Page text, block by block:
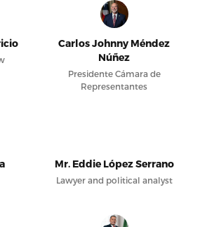
Carlos Johnny Méndez
Núñez
Presidente Cámara de
Representantes
Mr. Eddie López Serrano
Lawyer and political analyst